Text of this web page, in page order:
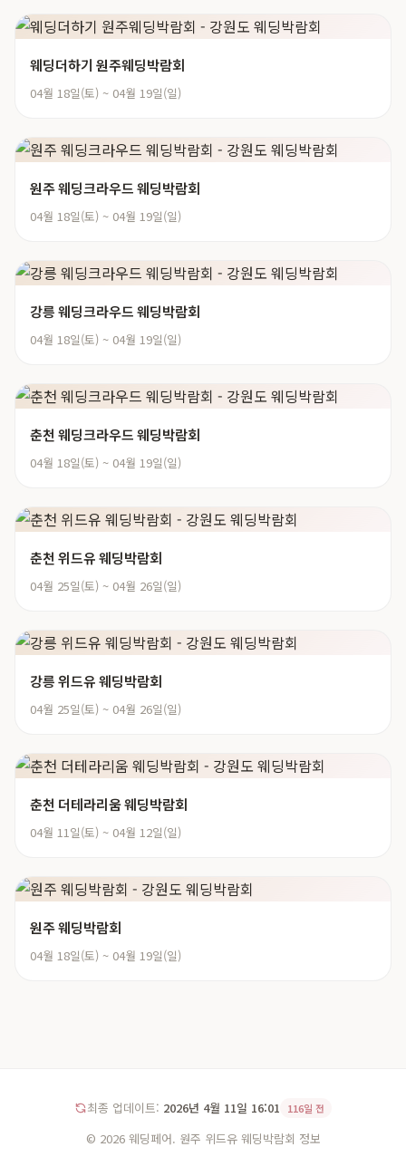
웨딩더하기 원주웨딩박람회
04월 18일(토) ~ 04월 19일(일)
원주 웨딩크라우드 웨딩박람회
04월 18일(토) ~ 04월 19일(일)
강릉 웨딩크라우드 웨딩박람회
04월 18일(토) ~ 04월 19일(일)
춘천 웨딩크라우드 웨딩박람회
04월 18일(토) ~ 04월 19일(일)
춘천 위드유 웨딩박람회
04월 25일(토) ~ 04월 26일(일)
강릉 위드유 웨딩박람회
04월 25일(토) ~ 04월 26일(일)
춘천 더테라리움 웨딩박람회
04월 11일(토) ~ 04월 12일(일)
원주 웨딩박람회
04월 18일(토) ~ 04월 19일(일)
최종 업데이트: 2026년 4월 11일 16:01 116일 전
© 2026 웨딩페어. 원주 위드유 웨딩박람회 정보